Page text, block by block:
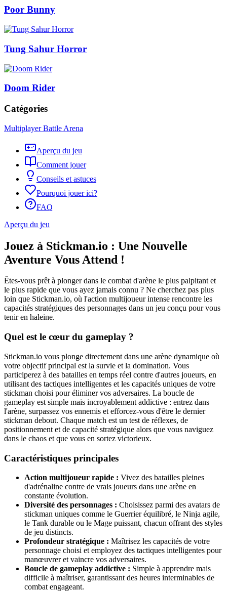
Poor Bunny
Tung Sahur Horror
Doom Rider
Catégories
Multiplayer Battle Arena
Aperçu du jeu
Comment jouer
Conseils et astuces
Pourquoi jouer ici?
FAQ
Aperçu du jeu
Jouez à Stickman.io : Une Nouvelle
Aventure Vous Attend !
Êtes-vous prêt à plonger dans le combat d'arène le plus palpitant et
le plus rapide que vous ayez jamais connu ? Ne cherchez pas plus
loin que Stickman.io, où l'action multijoueur intense rencontre les
capacités stratégiques des personnages dans un jeu conçu pour vous
tenir en haleine.
Quel est le cœur du gameplay ?
Stickman.io vous plonge directement dans une arène dynamique où
votre objectif principal est la survie et la domination. Vous
participerez à des batailles en temps réel contre d'autres joueurs, en
utilisant des tactiques intelligentes et les capacités uniques de votre
stickman choisi pour éliminer vos adversaires. La boucle de
gameplay est simple mais incroyablement addictive : entrez dans
l'arène, surpassez vos ennemis et efforcez-vous d'être le dernier
stickman debout. Chaque match est un test de réflexes, de
positionnement et de capacité stratégique alors que vous naviguez
dans le chaos et que vous en sortez victorieux.
Caractéristiques principales
Action multijoueur rapide : Vivez des batailles pleines
d'adrénaline contre de vrais joueurs dans une arène en
constante évolution.
Diversité des personnages : Choisissez parmi des avatars de
stickman uniques comme le Guerrier équilibré, le Ninja agile,
le Tank durable ou le Mage puissant, chacun offrant des styles
de jeu distincts.
Profondeur stratégique : Maîtrisez les capacités de votre
personnage choisi et employez des tactiques intelligentes pour
manœuvrer et vaincre vos adversaires.
Boucle de gameplay addictive : Simple à apprendre mais
difficile à maîtriser, garantissant des heures interminables de
combat engageant.